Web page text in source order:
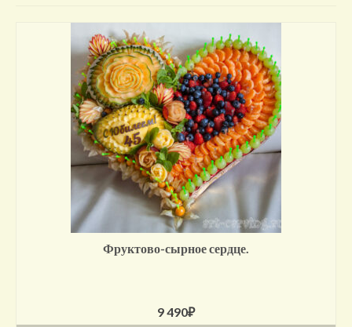
Отзывы о нас
Контакты/доставка
Фруктово-сырное сердце.
9 490₽